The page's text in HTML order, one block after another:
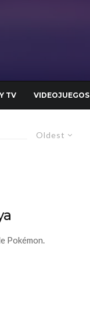
TV VIDEOJUEGOS
Oldest
Pokémon.